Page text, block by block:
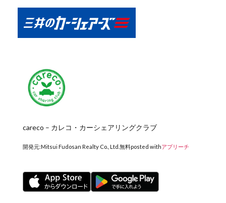
careco – カレコ・カーシェアリングクラブ
開発元:Mitsui Fudosan Realty Co., Ltd. 無料posted withアプリーチ